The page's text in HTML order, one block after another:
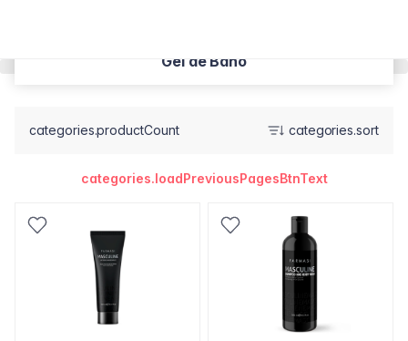
Gel de Baño
categories.productCount categories.sort
categories.loadPreviousPagesBtnText